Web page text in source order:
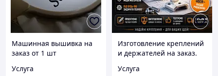
Машинная вышивка на
заказ от 1 шт
Услуга
Изготовление креплений
и держателей на заказ.
пластиковые решения
Услуга